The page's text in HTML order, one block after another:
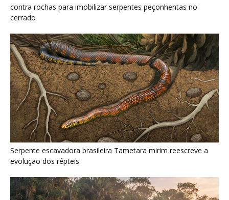
Como a majestosa onça pintada protege as margens dos rios
e sustenta o equilíbrio ecológico na floresta amazônica